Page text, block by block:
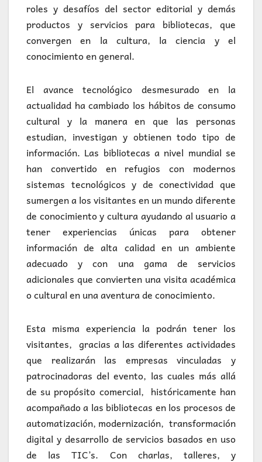
roles y desafíos del sector editorial y demás
productos y servicios para bibliotecas, que
convergen en la cultura, la ciencia y el
conocimiento en general.
El avance tecnológico desmesurado en la
actualidad ha cambiado los hábitos de consumo
cultural y la manera en que las personas
estudian, investigan y obtienen todo tipo de
información. Las bibliotecas a nivel mundial se
han convertido en refugios con modernos
sistemas tecnológicos y de conectividad que
sumergen a los visitantes en un mundo diferente
de conocimiento y cultura ayudando al usuario a
tener experiencias únicas para obtener
información de alta calidad en un ambiente
adecuado y con una gama de servicios
adicionales que convierten una visita académica
o cultural en una aventura de conocimiento.
Esta misma experiencia la podrán tener los
visitantes, gracias a las diferentes actividades
que realizarán las empresas vinculadas y
patrocinadoras del evento, las cuales más allá
de su propósito comercial, históricamente han
acompañado a las bibliotecas en los procesos de
automatización, modernización, transformación
digital y desarrollo de servicios basados en uso
de las TIC’s. Con charlas, talleres, y